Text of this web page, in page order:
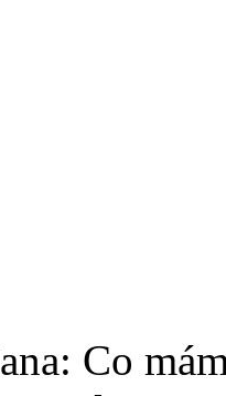
Co